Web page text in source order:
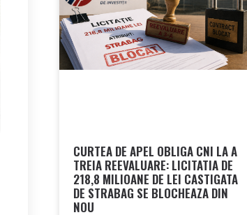
CURTEA DE APEL OBLIGA CNI LA A
TREIA REEVALUARE: LICITATIA DE
218,8 MILIOANE DE LEI CASTIGATA
DE STRABAG SE BLOCHEAZA DIN
NOU